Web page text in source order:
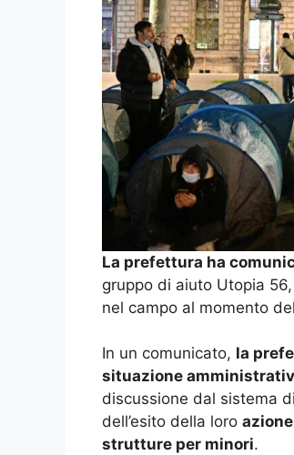
La prefettura ha
gruppo di aiuto Utopia
nel campo al momento
In un comunicato, la
situazione
discussione dal sistema
dell’esito della loro
strutture per minori.